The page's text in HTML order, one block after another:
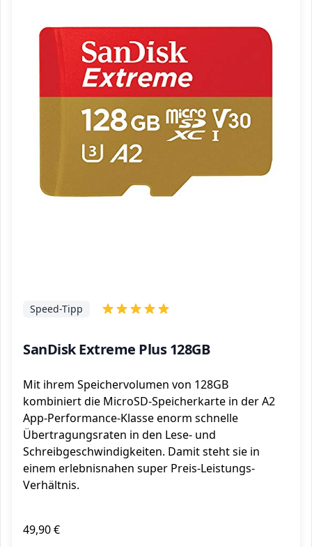
SanDisk Extreme Plus 128GB
Speed-Tipp
Mit ihrem Speichervolumen von 128GB
kombiniert die MicroSD-Speicherkarte in der A2
App-Performance-Klasse enorm schnelle
Übertragungsraten in den Lese- und
Schreibgeschwindigkeiten. Damit steht sie in
einem erlebnisnahen super Preis-Leistungs-
Verhältnis.
49,90 €